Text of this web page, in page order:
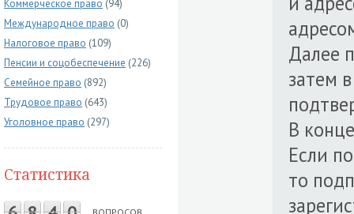
Коммерческое право (94)
Международное право (0)
Налоговое право (109)
Пенсии и соцобеспечение (226)
Семейное право (892)
Трудовое право (643)
Уголовное право (297)
Статистика
Далее
затем
В
Если
то